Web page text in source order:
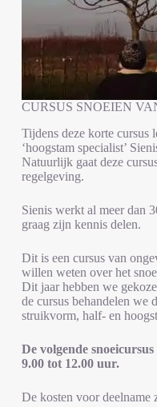
CURSUS SNOEIEN
Tijdens deze korte cursus
‘hoogstam specialist’
Natuurlijk gaat deze
regelgeving.
Sienis werkt al meer dan
graag zijn kennis delen.
Dit is een cursus van
willen weten over het
Dit jaar hebben we
de cursus behandelen we
struikvorm, half- en
De volgende
9.00 tot 12.00 uur.
De kosten voor deelname